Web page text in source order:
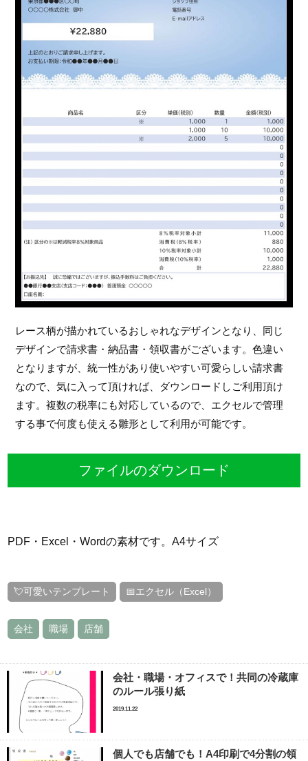
レース柄が描かれているおしゃれなデザインとなり、同じ
デザインで請求書・納品書・領収書がございます。色違い
となりますが、統一性があり使いやすい可愛らしい請求書
なので、気に入って頂ければ、ダウンロードしご利用頂け
ます。複数の税率にも対応しているので、エクセルで管理
する事で何度も使える雛形として利用が可能です。
ファイルのダウンロード
PDF・Excel・Wordの素材です。A4サイズ
💘可愛いテンプレート 📅エクセル（Excel）
会社 職場 店舗
会社・職場・オフィスで！共同の冷蔵庫
のルール張り紙
2019.11.22
個人でも店舗でも！A4印刷で4分割の領